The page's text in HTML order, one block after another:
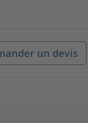
un devis